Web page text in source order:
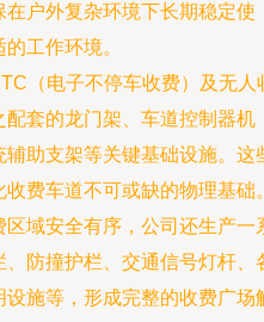
户外复杂环境下长期稳定使
工作环境。
（电子不停车收费）及无人
套的龙门架、车道控制器机
助支架等关键基础设施。这
费车道不可或缺的物理基础
区域安全有序，公司还生产一
防撞护栏、交通信号灯杆、
施等，形成完整的收费广场